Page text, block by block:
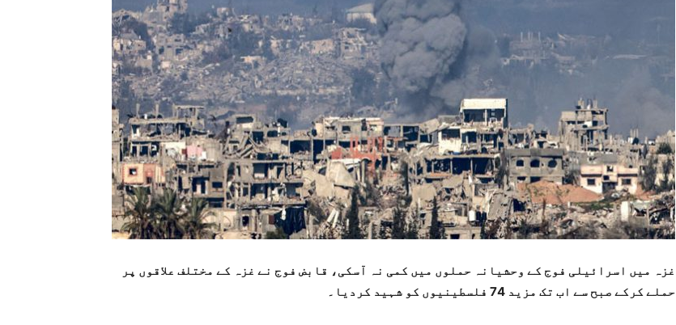
غزہ میں اسرائیلی فوج کے وحشیانہ حملوں میں کمی نہ آسکی، قابض فوج نے غزہ کے مختلف علاقوں پر
حملے کرکے صبح سے اب تک مزید 74 فلسطینیوں کو شہید کردیا۔